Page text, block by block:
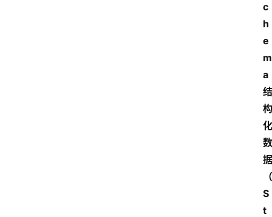
c
h
e
m
a
结
构
化
数
据
（
S
t